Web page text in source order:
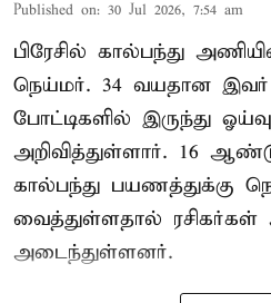
Published on: 30 Jul 2026, 7:54 am
பிரேசில் கால்பந்து
நெய்மர். 34 வயதான இவர்
போட்டிகளில் இருந்து
அறிவித்துள்ளார். 16
கால்பந்து பயணத்துக்கு
வைத்துள்ளதால் ரசிகர்கள்
அடைந்துள்ளனர்.